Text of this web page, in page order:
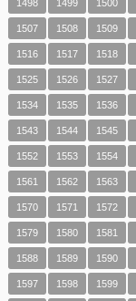
1498 1499 1500
1507 1508 1509
1516 1517 1518
1525 1526 1527
1534 1535 1536
1543 1544 1545
1552 1553 1554
1561 1562 1563
1570 1571 1572
1579 1580 1581
1588 1589 1590
1597 1598 1599